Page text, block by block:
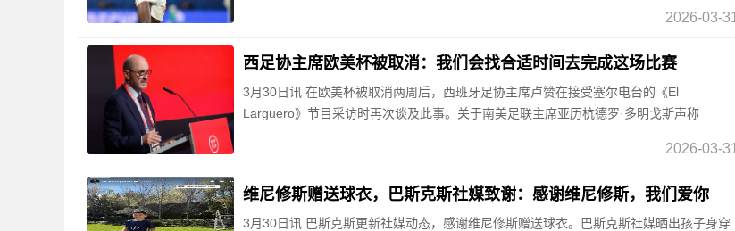
2026-03-31
西足协主席欧美杯被取消：我们会找合适时间去完成这场比赛
3月30日讯 在欧美杯被取消两周后，西班牙足协主席卢赞在接受塞尔电台的《El
Larguero》节目采访时再次谈及此事。关于南美足联主席亚历杭德罗·多明戈斯声称
2026-03-31
维尼修斯赠送球衣，巴斯克斯社媒致谢：感谢维尼修斯，我们爱你
3月30日讯 巴斯克斯更新社媒动态，感谢维尼修斯赠送球衣。巴斯克斯社媒晒出孩子身穿